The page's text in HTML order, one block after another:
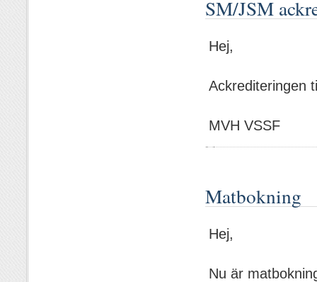
SM/JSM
Hej,
Ackrediteringen
MVH VSSF
Matbokning
Hej,
Nu är